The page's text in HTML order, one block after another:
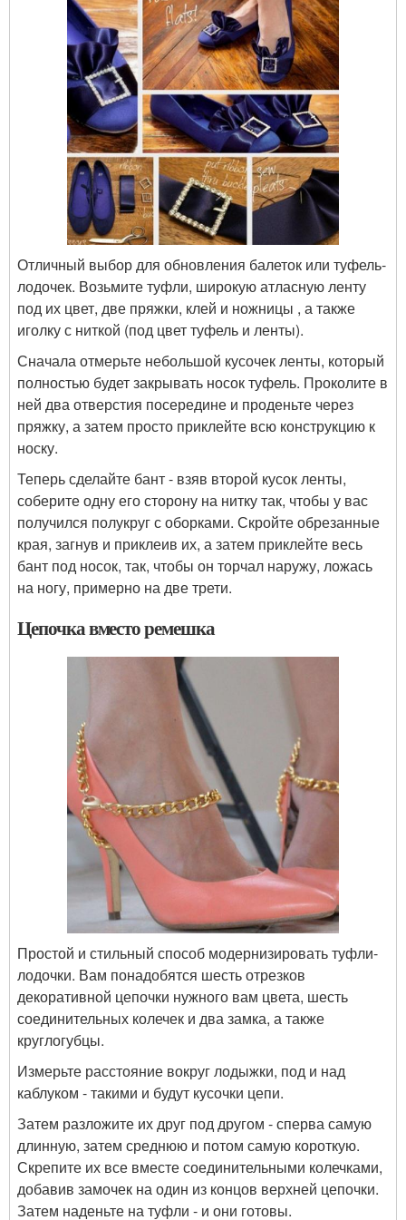
Отличный выбор для обновления балеток или туфель-
лодочек. Возьмите туфли, широкую атласную ленту
под их цвет, две пряжки, клей и ножницы , а также
иголку с ниткой (под цвет туфель и ленты).
Сначала отмерьте небольшой кусочек ленты, который
полностью будет закрывать носок туфель. Проколите в
ней два отверстия посередине и проденьте через
пряжку, а затем просто приклейте всю конструкцию к
носку.
Теперь сделайте бант - взяв второй кусок ленты,
соберите одну его сторону на нитку так, чтобы у вас
получился полукруг с оборками. Скройте обрезанные
края, загнув и приклеив их, а затем приклейте весь
бант под носок, так, чтобы он торчал наружу, ложась
на ногу, примерно на две трети.
Цепочка вместо ремешка
Простой и стильный способ модернизировать туфли-
лодочки. Вам понадобятся шесть отрезков
декоративной цепочки нужного вам цвета, шесть
соединительных колечек и два замка, а также
круглогубцы.
Измерьте расстояние вокруг лодыжки, под и над
каблуком - такими и будут кусочки цепи.
Затем разложите их друг под другом - сперва самую
длинную, затем среднюю и потом самую короткую.
Скрепите их все вместе соединительными колечками,
добавив замочек на один из концов верхней цепочки.
Затем наденьте на туфли - и они готовы.